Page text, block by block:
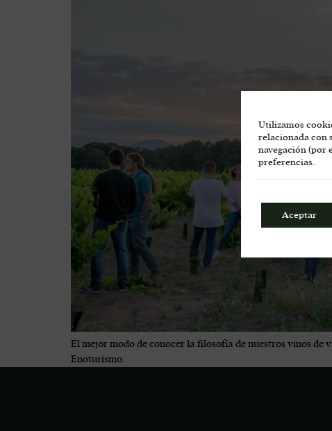
El mejor modo de conocer la filosofía de nuestros vinos
Enoturismo.
Utilizamos
relacionada con
navegación (por
preferencias.
Aceptar